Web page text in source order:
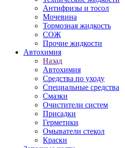
Антифризы и тосол
Мочевина
Тормозная жидкость
СОЖ
Прочие жидкости
Автохимия
Назад
Автохимия
Средства по уходу
Специальные средства
Смазки
Очистители систем
Присадки
Герметики
Омыватели стекол
Краски